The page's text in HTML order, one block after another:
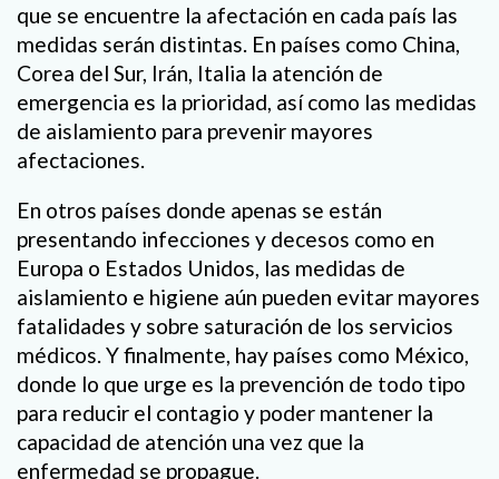
que se encuentre la afectación en cada país las
medidas serán distintas. En países como China,
Corea del Sur, Irán, Italia la atención de
emergencia es la prioridad, así como las medidas
de aislamiento para prevenir mayores
afectaciones.
En otros países donde apenas se están
presentando infecciones y decesos como en
Europa o Estados Unidos, las medidas de
aislamiento e higiene aún pueden evitar mayores
fatalidades y sobre saturación de los servicios
médicos. Y finalmente, hay países como México,
donde lo que urge es la prevención de todo tipo
para reducir el contagio y poder mantener la
capacidad de atención una vez que la
enfermedad se propague.